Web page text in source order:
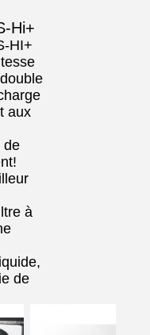
Hi+
HI+
aux
de
à
de